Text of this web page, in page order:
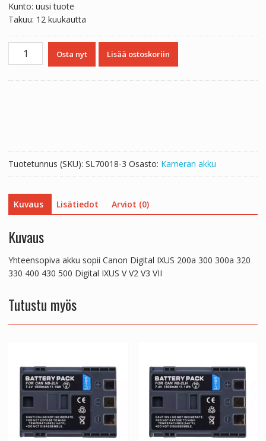
Kunto: uusi tuote
Takuu: 12 kuukautta
Yhteensopiva
300a
320
330
400
430
500
Digital
IXUS
V
V2
määrä
Osta nyt Lisää ostoskoriin
Tuotetunnus (SKU): SL70018-3 Osasto: Kameran akku
Kuvaus Lisätiedot Arviot (0)
Kuvaus
Yhteensopiva akku sopii Canon Digital IXUS 200a 300 300a 320
330 400 430 500 Digital IXUS V V2 V3 VII
Tutustu myös